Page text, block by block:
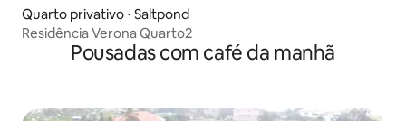
Quarto privativo ⋅ Saltpond
Residência Verona Quarto2
Pousadas com café da manhã